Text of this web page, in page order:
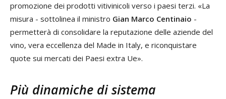
promozione dei prodotti vitivinicoli verso i paesi terzi. «La
misura - sottolinea il ministro Gian Marco Centinaio -
permetterà di consolidare la reputazione delle aziende del
vino, vera eccellenza del Made in Italy, e riconquistare
quote sui mercati dei Paesi extra Ue».
Più dinamiche di sistema